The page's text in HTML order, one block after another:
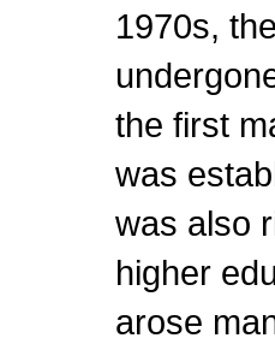
1970s,
the first
was
was also
higher
arose